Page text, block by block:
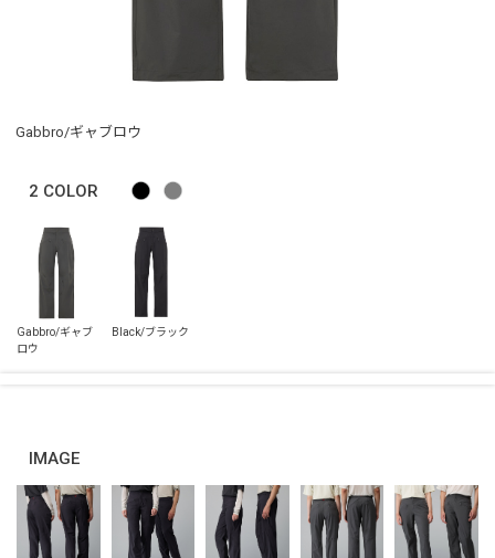
Gabbro/ギャブロウ
2 COLOR
IMAGE